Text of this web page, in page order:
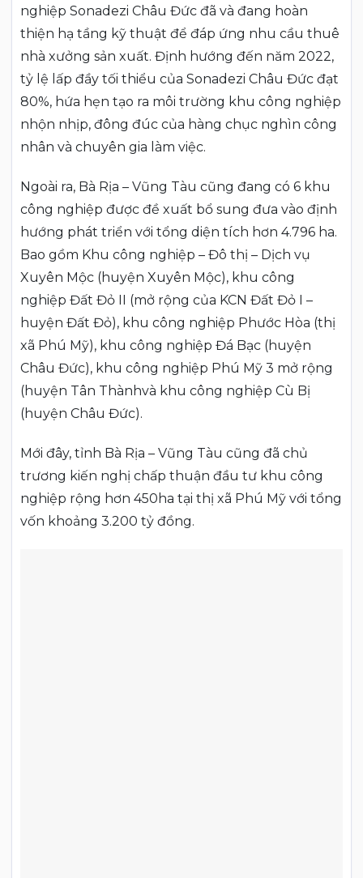
nghiệp Sonadezi Châu Đức đã và đang hoàn
thiện hạ tầng kỹ thuật để đáp ứng nhu cầu thuê
nhà xưởng sản xuất. Định hướng đến năm 2022,
tỷ lệ lấp đầy tối thiểu của Sonadezi Châu Đức đạt
80%, hứa hẹn tạo ra môi trường khu công nghiệp
nhộn nhịp, đông đúc của hàng chục nghìn công
nhân và chuyên gia làm việc.
Ngoài ra, Bà Rịa – Vũng Tàu cũng đang có 6 khu
công nghiệp được đề xuất bổ sung đưa vào định
hướng phát triển với tổng diện tích hơn 4.796 ha.
Bao gồm Khu công nghiệp – Đô thị – Dịch vụ
Xuyên Mộc (huyện Xuyên Mộc), khu công
nghiệp Đất Đỏ II (mở rộng của KCN Đất Đỏ I –
huyện Đất Đỏ), khu công nghiệp Phước Hòa (thị
xã Phú Mỹ), khu công nghiệp Đá Bạc (huyện
Châu Đức), khu công nghiệp Phú Mỹ 3 mở rộng
(huyện Tân Thànhvà khu công nghiệp Cù Bị
(huyện Châu Đức).
Mới đây, tỉnh Bà Rịa – Vũng Tàu cũng đã chủ
trương kiến nghị chấp thuận đầu tư khu công
nghiệp rộng hơn 450ha tại thị xã Phú Mỹ với tổng
vốn khoảng 3.200 tỷ đồng.